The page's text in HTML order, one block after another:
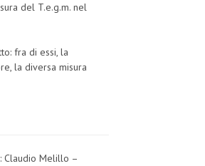
del T.e.g.m. nel
fra di essi, la
la diversa misura
Claudio Melillo –